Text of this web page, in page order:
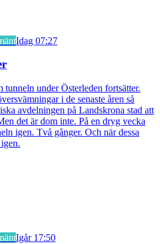
Idag 07:27
under Österleden fortsätter.
i de senaste åren så
avdelningen på Landskrona stad att
det är dom inte. På en dryg vecka
igen. Två gånger. Och när dessa
Igår 17:50